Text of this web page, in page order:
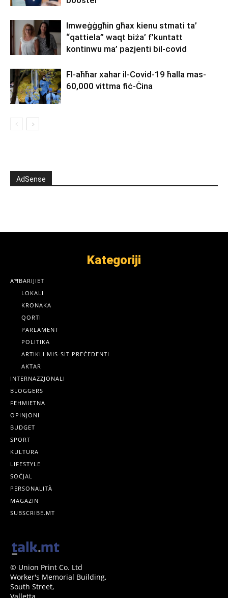
Imweġġgħin għax kienu stmati ta’
“qattiela” waqt biża’ f’kuntatt
kontinwu ma’ pazjenti bil-covid
Fl-aħħar xahar il-Covid-19 ħalla mas-
60,000 vittma fiċ-Ċina
AdSense
Kategoriji
AĦBARIJIET
LOKALI
KRONAKA
QORTI
PARLAMENT
POLITIKA
ARTIKLI MIS-SIT PREĊEDENTI
AKTAR
INTERNAZZJONALI
BLOGGERS
FEHMIETNA
OPINJONI
BUDGET
SPORT
KULTURA
LIFESTYLE
SOĊJAL
PERSONALITÀ
MAGAŻIN
SUBSCRIBE.MT
© Union Print Co. Ltd
Worker's Memorial Building,
South Street,